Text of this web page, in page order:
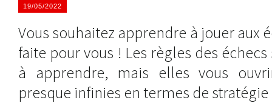
19/05/2022
Vous souhaitez apprendre à jouer aux
faite pour vous ! Les règles des
à apprendre, mais elles vous
presque infinies en termes de